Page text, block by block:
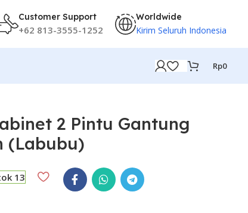
Customer Support
+62 813-3555-1252
Worldwide
Kirim Seluruh Indonesia
Rp0
2 Pintu Gantung
(Labubu)
13